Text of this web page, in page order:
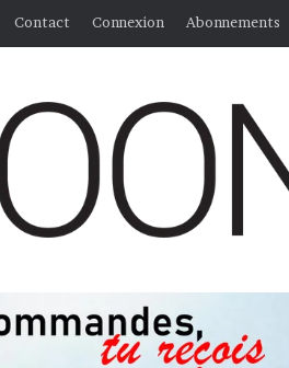
Contact Connexion Abonnements